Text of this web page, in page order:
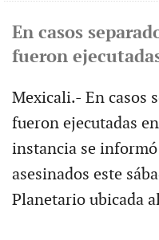
En casos
fueron
Mexicali.- En casos
fueron ejecutadas
instancia se
asesinados este
Planetario ubicada